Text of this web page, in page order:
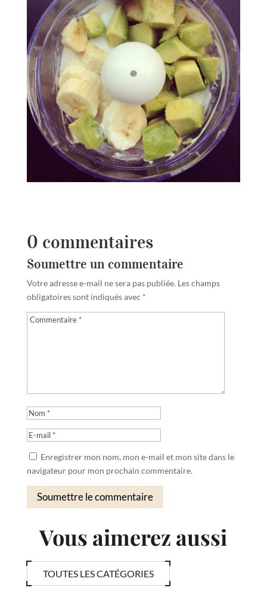
0 commentaires
Soumettre un commentaire
Votre adresse e-mail ne sera pas publiée. Les champs
obligatoires sont indiqués avec *
Enregistrer mon nom, mon e-mail et mon site dans le
navigateur pour mon prochain commentaire.
Soumettre le commentaire
Vous aimerez aussi
TOUTES LES CATÉGORIES